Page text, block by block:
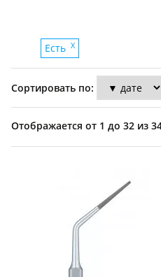
Есть X
Сортировать по:
Отображается от 1 до 32 из